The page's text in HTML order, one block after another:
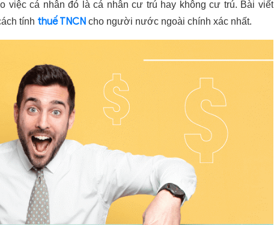
việc cá nhân đó là cá nhân cư trú hay không cư trú. Bài viết
tính thuế TNCN cho người nước ngoài chính xác nhất.